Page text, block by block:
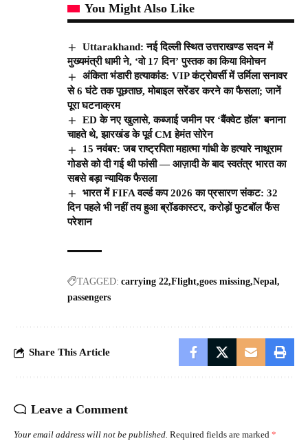
You Might Also Like
Uttarakhand: नई दिल्ली स्थित उत्तराखण्ड सदन में
मुख्यमंत्री धामी ने, ‘वो 17 दिन’ पुस्तक का किया विमोचन
अंकिता भंडारी हत्याकांड: VIP कंट्रोवर्सी में उर्मिला सनावर
से 6 घंटे तक पूछताछ, मोबाइल सरेंडर करने का फैसला; जानें
पूरा घटनाक्रम
ED के नए खुलासे, कब्जाई जमीन पर ‘बैंक्वेट हॉल’ बनाना
चाहते थे, झारखंड के पूर्व CM हेमंत सोरेन
15 नवंबर: जब राष्ट्रपिता महात्मा गांधी के हत्यारे नाथूराम
गोडसे को दी गई थी फांसी — आज़ादी के बाद स्वतंत्र भारत का
सबसे बड़ा न्यायिक फैसला
भारत में FIFA वर्ल्ड कप 2026 का प्रसारण संकट: 32
दिन पहले भी नहीं तय हुआ ब्रॉडकास्टर, करोड़ों फुटबॉल फैंस
परेशान
TAGGED: carrying 22 Flight goes missing Nepal
passengers
Share This Article
Leave a Comment
Your email address will not be published. Required fields are marked *